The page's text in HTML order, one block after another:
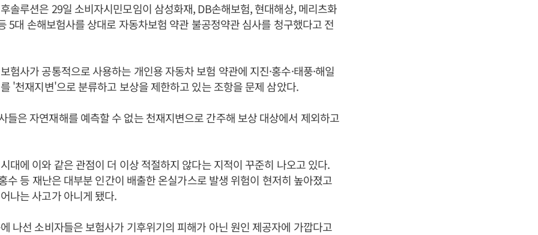
솔루션은 29일 소비자시민모임이 삼성화재, DB손해보험, 현대해상, 메리츠화
5대 손해보험사를 상대로 자동차보험 약관 불공정약관 심사를 청구했다고 전
험사가 공통적으로 사용하는 개인용 자동차 보험 약관에 지진·홍수·태풍·해일
'천재지변'으로 분류하고 보상을 제한하고 있는 조항을 문제 삼았다.
들은 자연재해를 예측할 수 없는 천재지변으로 간주해 보상 대상에서 제외하고
대에 이와 같은 관점이 더 이상 적절하지 않다는 지적이 꾸준히 나오고 있다.
수 등 재난은 대부분 인간이 배출한 온실가스로 발생 위험이 현저히 높아졌고
나는 사고가 아니게 됐다.
나선 소비자들은 보험사가 기후위기의 피해가 아닌 원인 제공자에 가깝다고